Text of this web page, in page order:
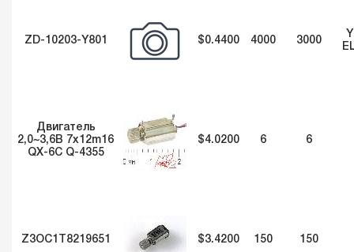
ZD-10203-Y801 $0.4400 4000 3000
Двигатель
2,0~3,6В 7x12m16
QX-6C Q-4355
$4.0200 6 6
Z3OC1T8219651 $3.4200 150 150